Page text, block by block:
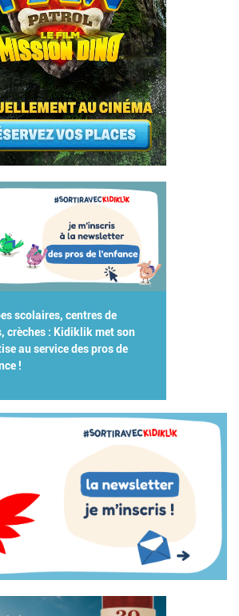
scolaires, centres de
crèches : Kidiklik met son
au service des pros de
!